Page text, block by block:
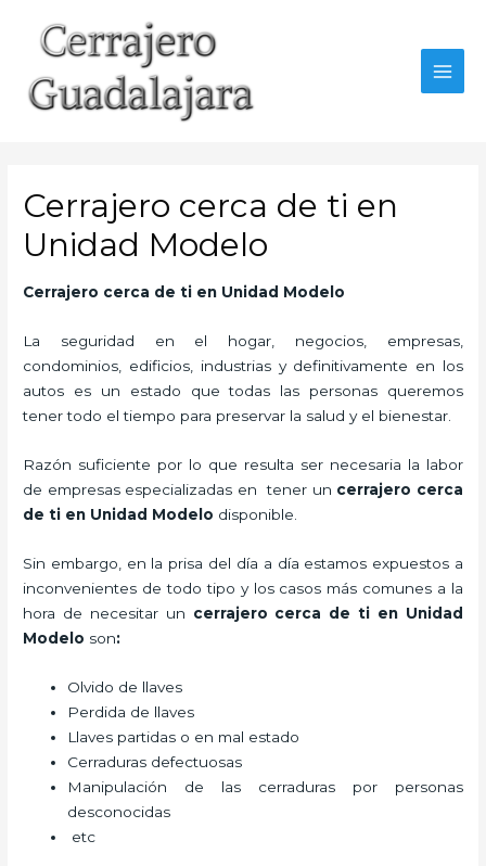
contenido
Cerrajero cerca de ti en
Unidad Modelo
Cerrajero cerca de ti en Unidad Modelo
La seguridad en el hogar, negocios, empresas,
condominios, edificios, industrias y definitivamente en los
autos es un estado que todas las personas queremos
tener todo el tiempo para preservar la salud y el bienestar.
Razón suficiente por lo que resulta ser necesaria la labor
de empresas especializadas en tener un cerrajero cerca
de ti en Unidad Modelo disponible.
Sin embargo, en la prisa del día a día estamos expuestos a
inconvenientes de todo tipo y los casos más comunes a la
hora de necesitar un cerrajero cerca de ti en Unidad
Modelo son:
Olvido de llaves
Perdida de llaves
Llaves partidas o en mal estado
Cerraduras defectuosas
Manipulación de las cerraduras por personas
desconocidas
etc